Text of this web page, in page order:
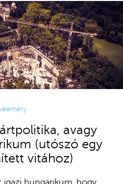
avagy
(utószó egy
vitához)
igazi hungarikum, hogy